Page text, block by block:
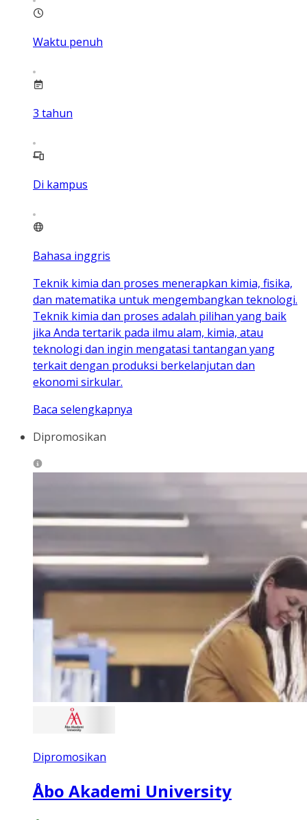
Waktu penuh
3 tahun
Di kampus
Bahasa inggris
Teknik kimia dan proses menerapkan kimia, fisika,
dan matematika untuk mengembangkan teknologi.
Teknik kimia dan proses adalah pilihan yang baik
jika Anda tertarik pada ilmu alam, kimia, atau
teknologi dan ingin mengatasi tantangan yang
terkait dengan produksi berkelanjutan dan
ekonomi sirkular.
Baca selengkapnya
Dipromosikan
Dipromosikan
Åbo Akademi University